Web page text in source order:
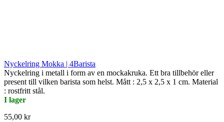
Nyckelring Mokka | 4Barista
Nyckelring i metall i form av en mockakruka. Ett bra tillbehör eller
present till vilken barista som helst. Mått : 2,5 x 2,5 x 1 cm. Material
: rostfritt stål.
I lager
55,00 kr